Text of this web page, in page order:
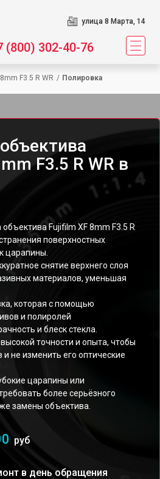
улица 8 Марта, 14
(800) 302-40-76
F3.5 R WR / Полировка
F3.5 R WR в
Fujifilm XF 8mm F3.5 R
поверхностных
царапины.
снятие верхнего слоя
материалов, уменьшая
которая с помощью
и полиролей
и блеск стекла.
точности и опыта, чтобы
не изменить его оптические
царапины или
более серьёзного
замены объектива.
руб
в день обращения